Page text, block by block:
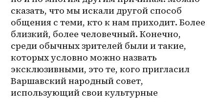
сказать, что мы искали другой способ
общения с теми, кто к нам приходит. Более
близкий, более человечный. Конечно,
среди обычных зрителей были и такие,
которых условно можно назвать
эксклюзивными, это те, кого пригласил
Варшавский народный совет,
использующий свои культурные